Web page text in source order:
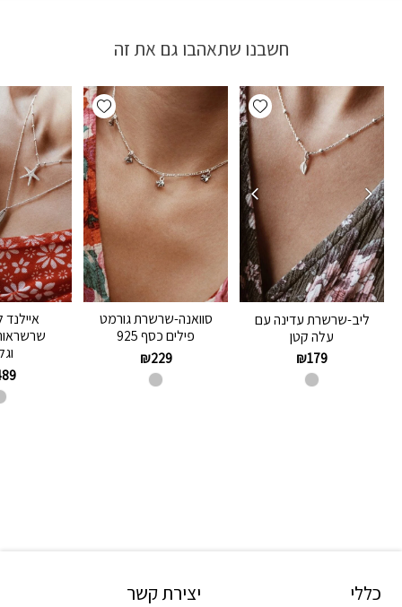
חשבנו שתאהבו גם את זה
Add wishlist
ליב-שרשרת עדינה עם
עלה קטן
₪179
Add wishlist
סוואנה-שרשרת גורמט
פילים כסף 925
₪229
כללי יצירת קשר